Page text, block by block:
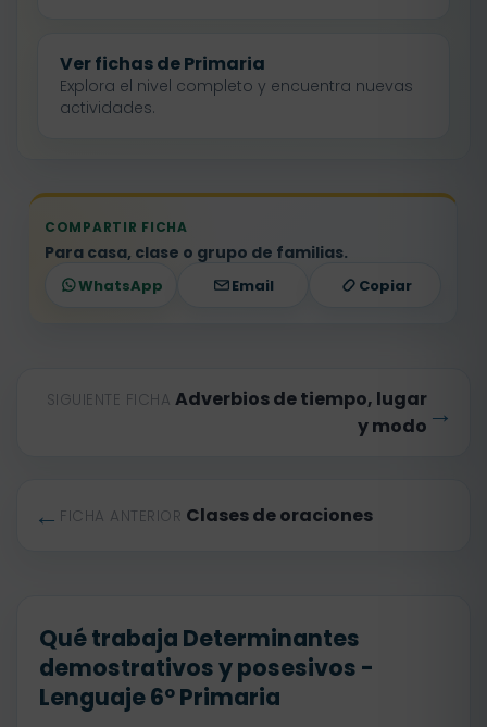
Ver fichas de Primaria
Explora el nivel completo y encuentra nuevas
actividades.
COMPARTIR FICHA
Para casa, clase o grupo de familias.
WhatsApp Email Copiar
← FICHA ANTERIOR Clases de oraciones
SIGUIENTE FICHA Adverbios de tiempo, lugar
y modo →
Qué trabaja Determinantes
demostrativos y posesivos -
Lenguaje 6º Primaria